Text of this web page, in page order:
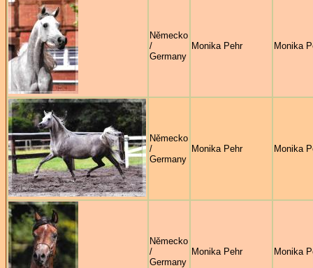
Německo
/
Germany
Monika Pehr Monika
Německo
/
Germany
Monika Pehr Monika
Německo
/
Germany
Monika Pehr Monika